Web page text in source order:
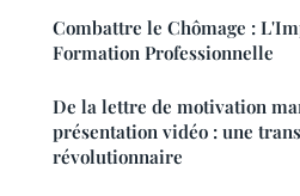
Combattre le Chômage :
Formation Professionnelle
De la lettre de motivation
présentation vidéo : une
révolutionnaire